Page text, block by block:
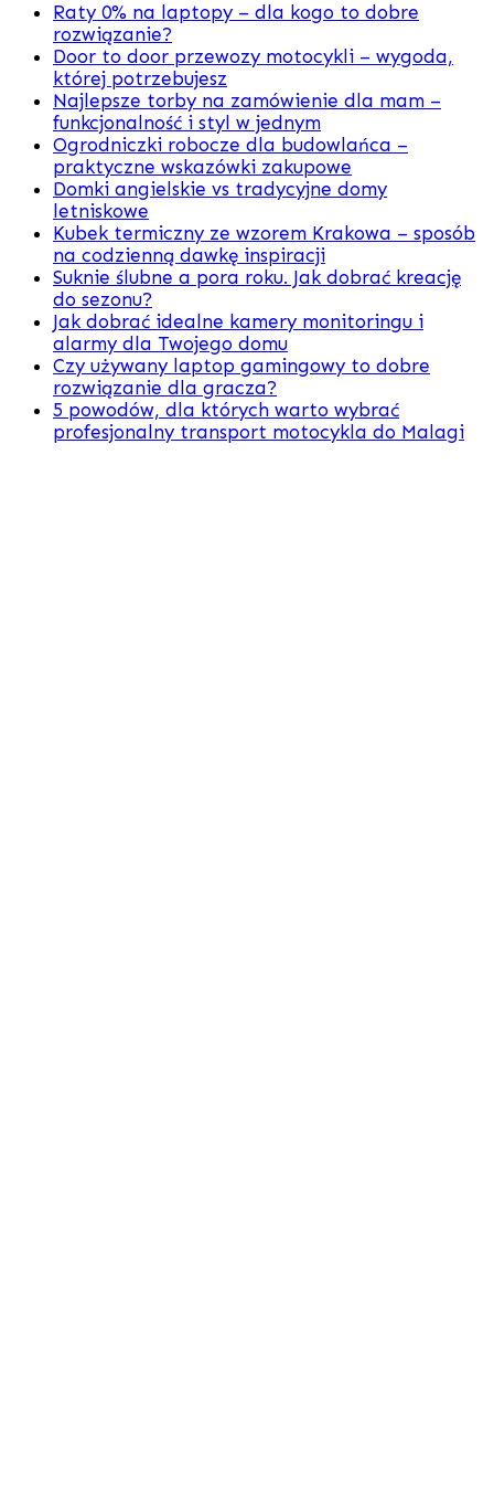
Raty 0% na laptopy – dla kogo to dobre
rozwiązanie?
Door to door przewozy motocykli – wygoda,
której potrzebujesz
Najlepsze torby na zamówienie dla mam –
funkcjonalność i styl w jednym
Ogrodniczki robocze dla budowlańca –
praktyczne wskazówki zakupowe
Domki angielskie vs tradycyjne domy
letniskowe
Kubek termiczny ze wzorem Krakowa – sposób
na codzienną dawkę inspiracji
Suknie ślubne a pora roku. Jak dobrać kreację
do sezonu?
Jak dobrać idealne kamery monitoringu i
alarmy dla Twojego domu
Czy używany laptop gamingowy to dobre
rozwiązanie dla gracza?
5 powodów, dla których warto wybrać
profesjonalny transport motocykla do Malagi